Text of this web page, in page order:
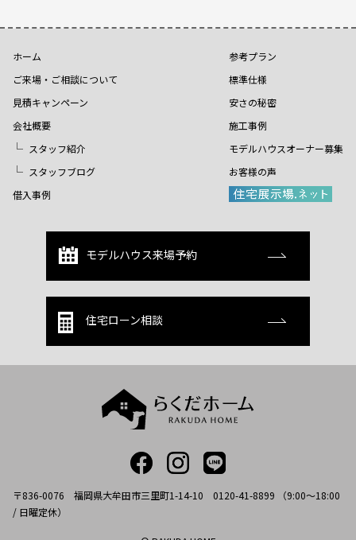
ホーム
ご来場・ご相談について
見積キャンペーン
会社概要
スタッフ紹介
スタッフブログ
借入事例
参考プラン
標準仕様
安さの秘密
施工事例
モデルハウスオーナー募集
お客様の声
モデルハウス来場予約
住宅ローン相談
〒836-0076 福岡県大牟田市三里町1-14-10 0120-41-8899 （9:00～18:00
/ 日曜定休）